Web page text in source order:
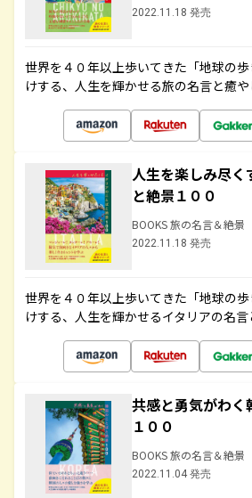
2022.11.18 発売
世界を４０年以上歩いてきた「地球の
けする、人生を輝かせる旅の名言と癒
人生を楽しみ尽く
と絶景１００
BOOKS 旅の名言＆絶景
2022.11.18 発売
世界を４０年以上歩いてきた「地球の
けする、人生を輝かせるイタリアの名
共感と勇気がわく
１００
BOOKS 旅の名言＆絶景
2022.11.04 発売